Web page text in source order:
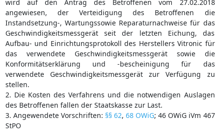
wird auf den Antrag des Betroffenen vom 27.02.2018
angewiesen, der Verteidigung des Betroffenen die
Instandsetzung-, Wartungssowie Reparaturnachweise für das
Geschwindigkeitsmessgerät seit der letzten Eichung, das
Aufbau- und Einrichtungsprotokoll des Herstellers Vitronic für
das verwendete Geschwindigkeitsmessgerät sowie die
Konformitätserklärung und -bescheinigung für das
verwendete Geschwindigkeitsmessgerät zur Verfügung zu
stellen.
2. Die Kosten des Verfahrens und die notwendigen Auslagen
des Betroffenen fallen der Staatskasse zur Last.
3. Angewendete Vorschriften: §§ 62,68 OWiG; 46 OWiG iVm 467
StPO